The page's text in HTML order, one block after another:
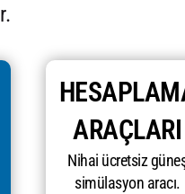
ARAÇLARI
Nihai ücretsiz
simülasyon aracı.